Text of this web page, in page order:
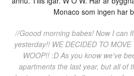
Monaco som ingen har
//Goood morning babes! Now I can
yesterday!! WE DECIDED TO MOVE
WOOP!! :D As you know we’ve
apartments the last year, but all of